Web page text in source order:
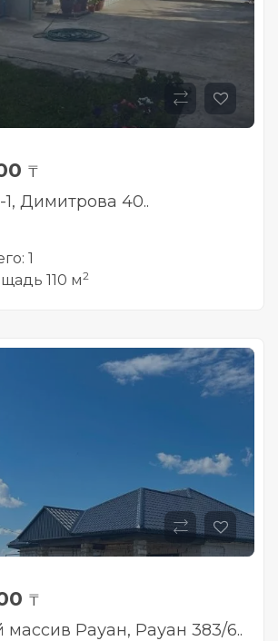
₸
Димитрова 40..
1
110 м2
₸
Рауан, Рауан 383/6..